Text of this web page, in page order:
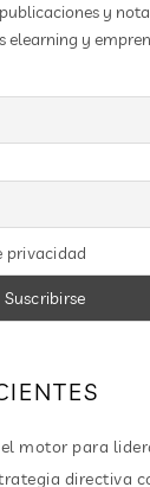
y
elearning y
privacidad
motor para
directiva